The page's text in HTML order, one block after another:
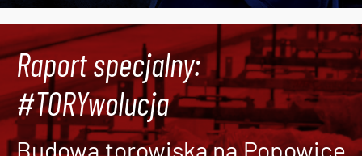
Raport specjalny:
#TORYwolucja
Budowa torowiska na Popowice